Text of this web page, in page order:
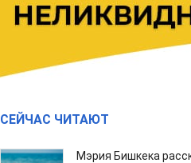
СЕЙЧАС ЧИТАЮТ
Мэрия Бишкека